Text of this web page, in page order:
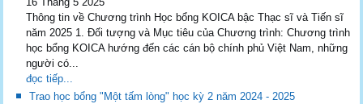
Thông tin về Chương trình Học bổng KOICA bậc Thạc sĩ và Tiến sĩ
năm 2025 1. Đối tượng và Mục tiêu của Chương trình: Chương trình
học bổng KOICA hướng đến các cán bộ chính phủ Việt Nam, những
người có...
đọc tiếp...
Trao học bổng "Một tấm lòng" học kỳ 2 năm 2024 - 2025